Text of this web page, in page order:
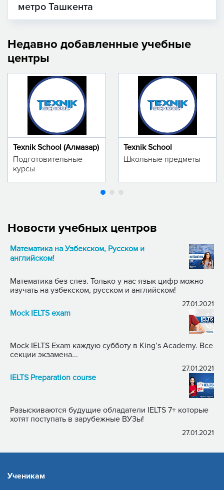
метро Ташкента
Недавно добавленные учебные
центры
Texnik School (Алмазар)
Подготовительные
курсы
Texnik School
Школьные предметы
Новости учебных центров
Математика на Узбекском, Русском и
английском!
Математика без слез. Только у нас язык цифр можно
изучать на узбекском, русском и английском!
27.01.2021
Mock IELTS exam
Mock IELTS Exam каждую субботу в King’s Academy. Все
секции экзамена...
27.01.2021
IELTS Preparation course
Разыскиваются будущие обладатели IELTS 7+ которые
хотят поступать в зарубежные ВУЗы!
27.01.2021
Ученикам